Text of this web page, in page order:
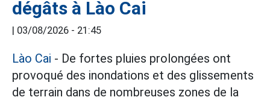
dégâts à Lào Cai
| 03/08/2026 - 21:45
Lào Cai - De fortes pluies prolongées ont
provoqué des inondations et des glissements
de terrain dans de nombreuses zones de la